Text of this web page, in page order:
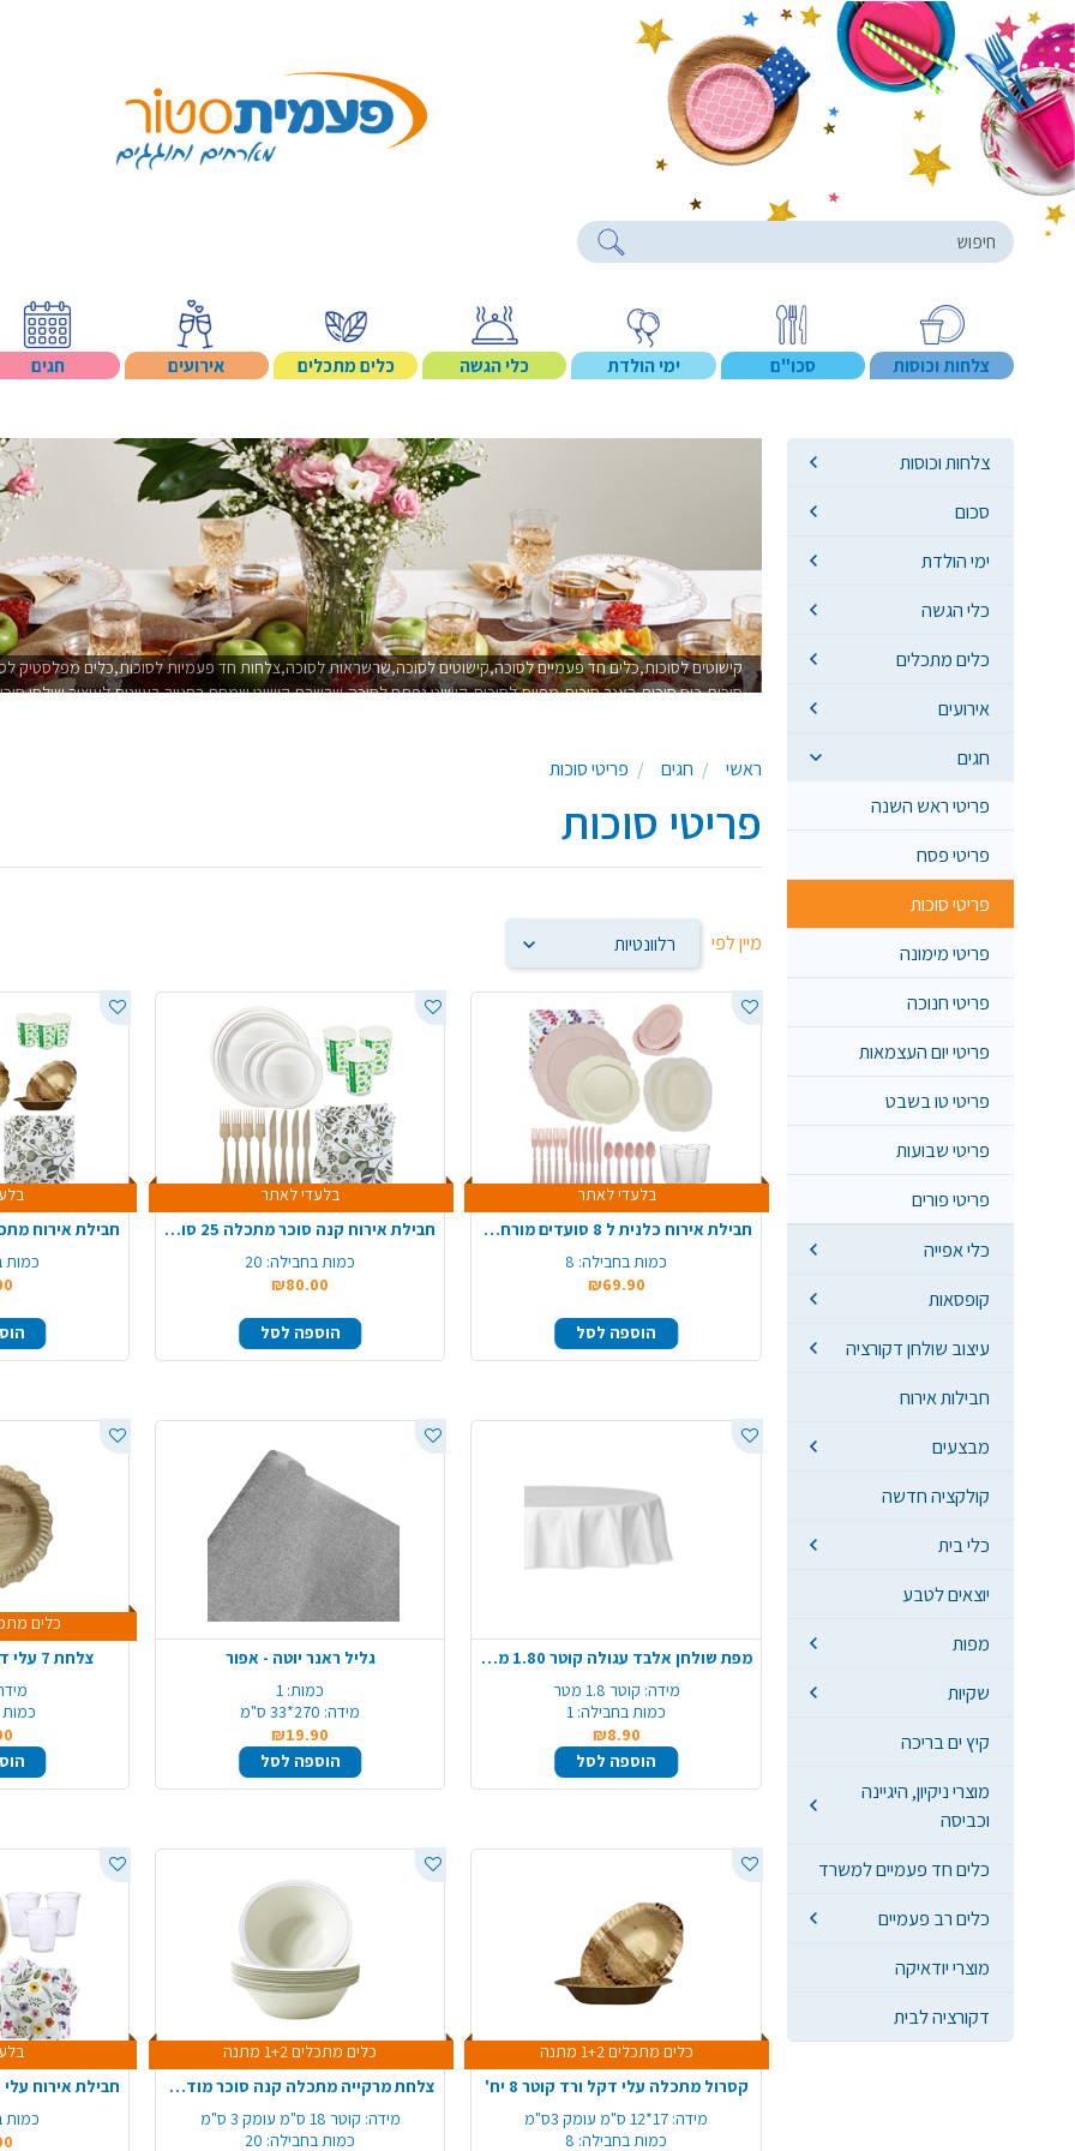
Search products
צלחות וכוסות סכו"ם ימי הולדת כלי הגשה כלים מתכלים אירועים חגים
צלחות וכוסות
סכום
ימי הולדת
כלי הגשה
כלים מתכלים
אירועים
חגים
פריטי ראש השנה
פריטי פסח
פריטי סוכות
פריטי מימונה
פריטי חנוכה
פריטי יום העצמאות
פריטי טו בשבט
פריטי שבועות
פריטי פורים
כלי אפייה
קופסאות
עיצוב שולחן דקורציה
חבילות אירוח
מבצעים
קולקציה חדשה
כלי בית
יוצאים לטבע
מפות
שקיות
קיץ ים בריכה
מוצרי ניקיון, היגיינה
וכביסה
כלים חד פעמיים למשרד
כלים רב פעמיים
מוצרי יודאיקה
דקורציה לבית
קישוטים לסוכות,כלים חד פעמיים לסוכה,קישוטים לסוכה,שרשראות לסוכה,צלחות חד פעמיות לסוכות,כלים מפלסטיק
סוכות,כוס סוכות,ראנר סוכות,מפיות לסוכות,קישוט נפתח לסוכה,שרשרת קישוט שמחת בחגייך,רעיונות לעיצוב שולחן
ראשי חגים פריטי סוכות
פריטי סוכות
מיין לפי
בלעדי לאתר
חבילת אירוח כלנית ל 8 סועדים מורחבת - קרם ורוד
כמות בחבילה: 8
₪69.90
הוספה לסל
בלעדי לאתר
חבילת אירוח קנה סוכר מתכלה 25 סועדים - עגול
כמות בחבילה: 20
₪80.00
הוספה לסל
כמות
מפת שולחן אלבד עגולה קוטר 1.80 מ' - לבן
מידה: קוטר 1.8 מטר
כמות בחבילה: 1
₪8.90
הוספה לסל
גליל ראנר יוטה - אפור
כמות: 1
מידה: 270*33 ס"מ
₪19.90
הוספה לסל
כלים מתכלים
צלחת 7 עלי דקל ורד 8 יח' - קטן
כלים מתכלים 1+2 מתנה
קסרול מתכלה עלי דקל ורד קוטר 8 יח'
מידה: 17*12 ס"מ עומק 3ס"מ
כמות בחבילה: 8
כלים מתכלים 1+2 מתנה
צלחת מרקייה מתכלה קנה סוכר מודפס 20 יח' - כסף
מידה: קוטר 18 ס"מ עומק 3 ס"מ
כמות בחבילה: 20
חבילת אירוח עלי דקל 10
כמות